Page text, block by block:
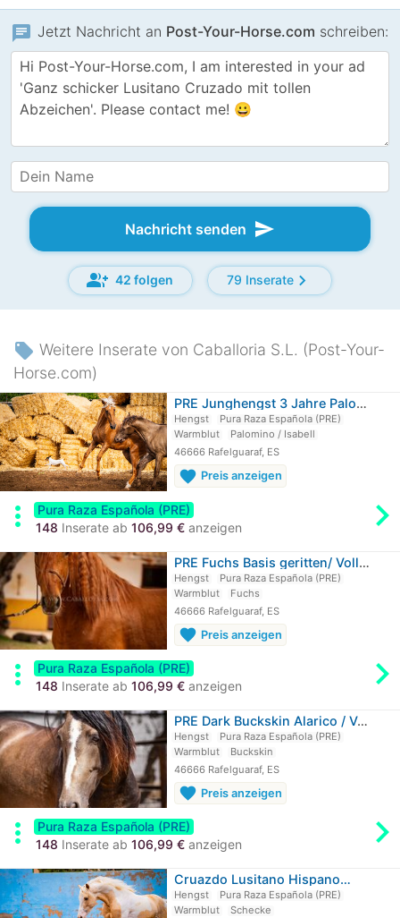
chat Jetzt Nachricht an Post-Your-Horse.com schreiben:
Nachricht senden send
group_add 42 folgen 79 Inseratechevron_right
local_offer Weitere Inserate von Caballoria S.L. (Post-Your-
Horse.com)
PRE Junghengst 3 Jahre Palomino…
Hengst
Pura Raza Española (PRE)
Warmblut
Palomino / Isabell
46666 Rafelguaraf, ES
favorite Preis anzeigen
more_vert
Pura Raza Española (PRE)
148 Inserate ab 106,99 € anzeigen
PRE Fuchs Basis geritten/ Vollpapiere
Hengst
Pura Raza Española (PRE)
Warmblut
Fuchs
46666 Rafelguaraf, ES
favorite Preis anzeigen
more_vert
Pura Raza Española (PRE)
148 Inserate ab 106,99 € anzeigen
PRE Dark Buckskin Alarico / Volle…
Hengst
Pura Raza Española (PRE)
Warmblut
Buckskin
46666 Rafelguaraf, ES
favorite Preis anzeigen
more_vert
Pura Raza Española (PRE)
148 Inserate ab 106,99 € anzeigen
Cruazdo Lusitano Hispano…
Hengst
Pura Raza Española (PRE)
Warmblut
Schecke